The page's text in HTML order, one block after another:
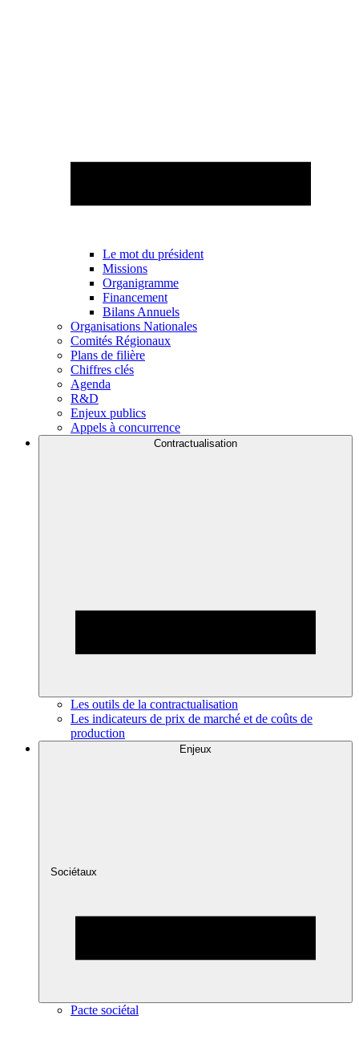
Le mot du président
Missions
Organigramme
Financement
Bilans Annuels
Organisations Nationales
Comités Régionaux
Plans de filière
Chiffres clés
Agenda
R&D
Enjeux publics
Appels à concurrence
Contractualisation
Les outils de la contractualisation
Les indicateurs de prix de marché et de coûts de
production
Enjeux
Sociétaux
Pacte sociétal